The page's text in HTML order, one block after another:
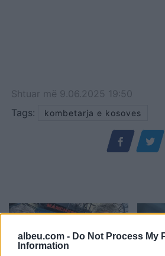
albeu.com - Do Not Process My
Information
Shtuar më 9.06.2025 19:50
Tags:
kombetarja e kosoves